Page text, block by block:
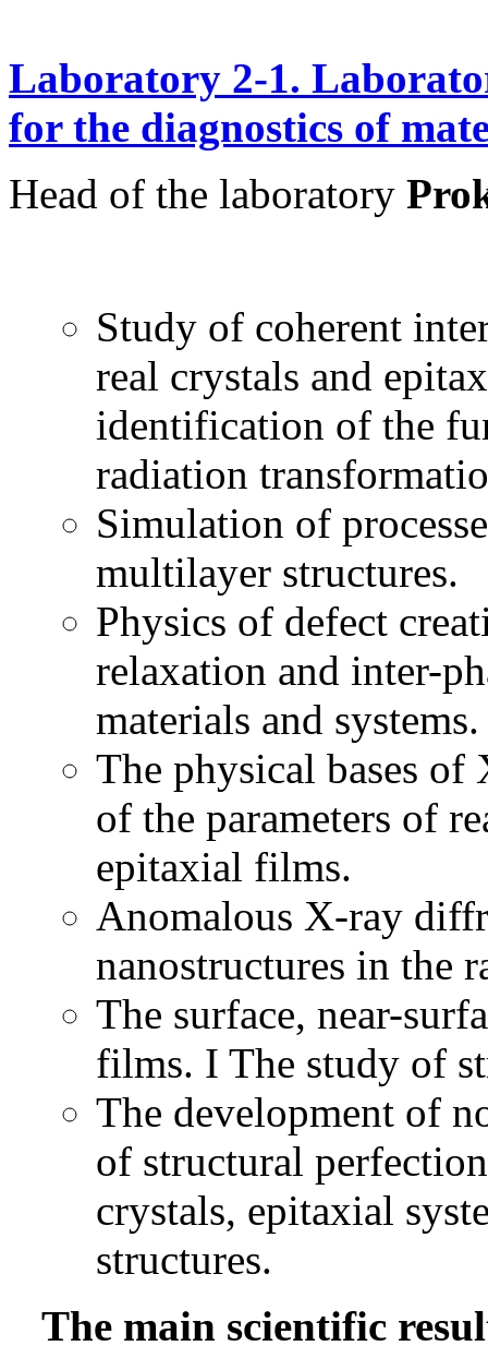
Laboratory 2-1.
for the diagnostics of
Head of the laboratory
Study of coherent
real crystals and
identification of the
radiation
Simulation of
multilayer structures.
Physics of defect
relaxation and inter-
materials and systems.
The physical bases
of the parameters of
epitaxial films.
Anomalous X-ray
nanostructures in the
The surface, near-
films. I The study of
The development of
of structural
crystals, epitaxial
structures.
The main scientific